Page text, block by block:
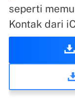
seperti
Kontak dari